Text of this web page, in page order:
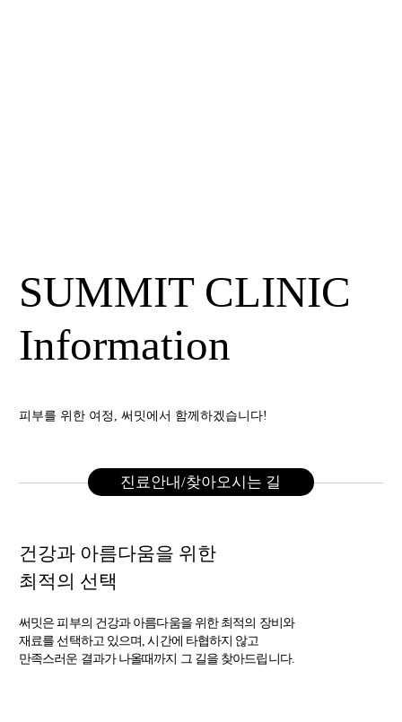
SUMMIT CLINIC
Information
피부를 위한 여정, 써밋에서 함께하겠습니다!
진료안내/찾아오시는 길
건강과 아름다움을 위한
최적의 선택
써밋은 피부의 건강과 아름다움을 위한 최적의 장비와
재료를 선택하고 있으며, 시간에 타협하지 않고
만족스러운 결과가 나올때까지 그 길을 찾아드립니다.